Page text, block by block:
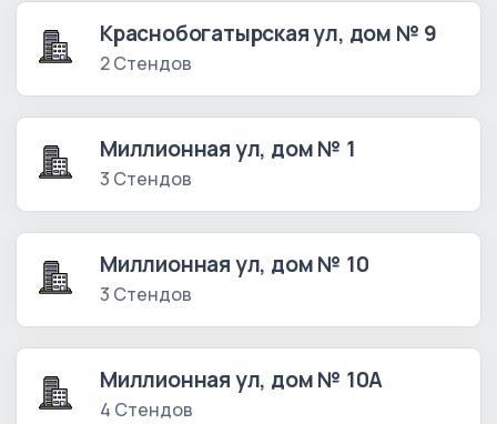
Краснобогатырская ул, дом № 9
2 Стендов
Миллионная ул, дом № 1
3 Стендов
Миллионная ул, дом № 10
3 Стендов
Миллионная ул, дом № 10А
4 Стендов